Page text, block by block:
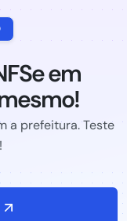
em
a prefeitura. Teste